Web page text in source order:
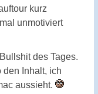
kurz
unmotiviert
des Tages.
den Inhalt, ich
aussieht.